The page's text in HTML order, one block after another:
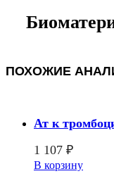
ПОХОЖИЕ
Ат к
1 107 ₽
В корзину